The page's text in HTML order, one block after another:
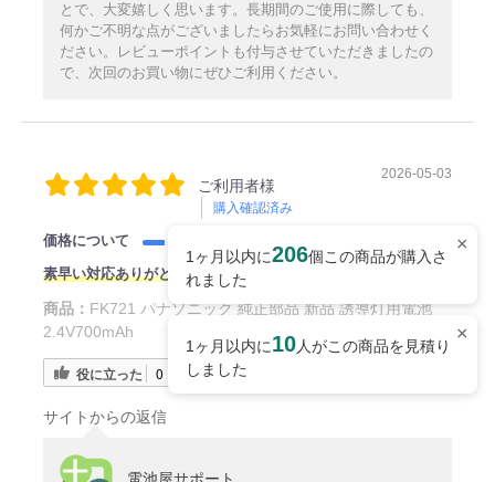
×
1ヶ月以内に206個この商品が購入さ
れました
×
1ヶ月以内に10人がこの商品を見積り
しました
とで、大変嬉しく思います。長期間のご使用に際しても、
何かご不明な点がございましたらお気軽にお問い合わせく
ださい。レビューポイントも付与させていただきましたの
で、次回のお買い物にぜひご利用ください。
ご利用者様
購入確認済み
2026-05-03
価格について
素早い対応ありがとうございました。
商品： FK721 パナソニック 純正部品 新品 誘導灯用電池
2.4V700mAh
役に立った 0
サイトからの返信
電池屋サポート